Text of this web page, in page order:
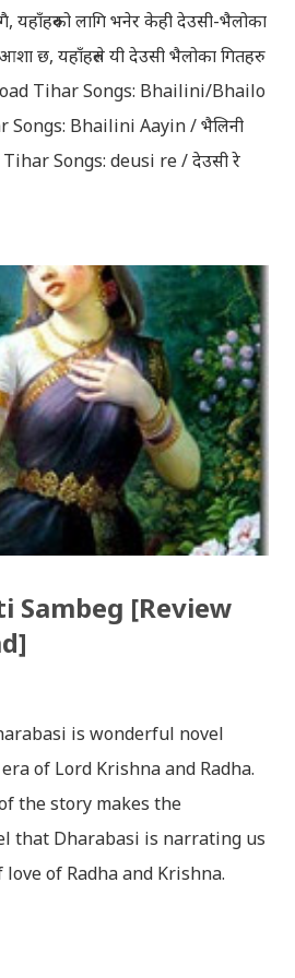
लागि भनेर केही देउसी-भैलोका
छ, यहाँहरुले यी देउसी भैलोका गितहरु
Tihar Songs: Bhailini/Bhailo
Songs: Bhailini Aayin / भैलिनी
Songs: deusi re / देउसी रे
को Download: Tihar Dhun
भैलो)- सुरसुधा नोट: यी अपलोड
प्रायोजनको लागि प्रयोग नगर्न आग्रह
गितहरुलाई हामीले यहाँ एकै ठाउँमा
हौँ । तपाई यदि यी गित संगितको
हटाउनुपर्ने भए जानकारी
शुभ दिपावलीको हार्दिक मंगलमय
Sambeg [Review
is wonderful novel
of Lord Krishna and Radha.
the story makes the
that Dharabasi is narrating us
of Radha and Krishna.